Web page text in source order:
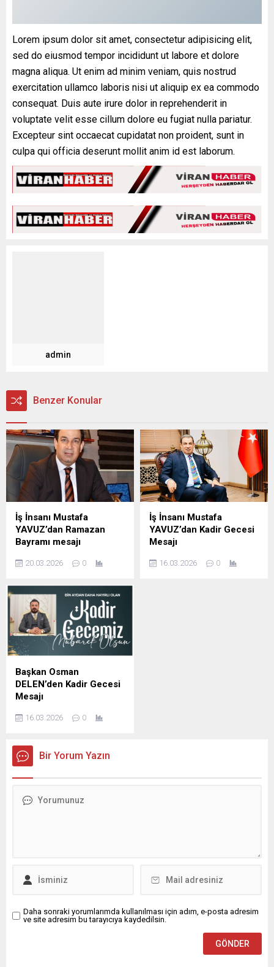
Lorem ipsum dolor sit amet, consectetur adipisicing elit,
sed do eiusmod tempor incididunt ut labore et dolore
magna aliqua. Ut enim ad minim veniam, quis nostrud
exercitation ullamco laboris nisi ut aliquip ex ea commodo
consequat. Duis aute irure dolor in reprehenderit in
voluptate velit esse cillum dolore eu fugiat nulla pariatur.
Excepteur sint occaecat cupidatat non proident, sunt in
culpa qui officia deserunt mollit anim id est laborum.
admin
Benzer Konular
İş İnsanı Mustafa
YAVUZ’dan Ramazan
Bayramı mesajı
Başkanı ve İş insanı Mustafa
dolayısıyla mesaj yayımladı;
İş insanı Mustafa Yavuz
Mesajında şunları kaydetti,
Ramazan ayının manevi
ikliminde sabır, yardımlaşma
ve dayanışma duygularının
güçlendiğini belirterek,
bayramların ise bu güzel
değerlerin toplumun her
kesimine yayıldığı müstesna
zamanlar olduğunu ifade
20.03.2026 0
İş İnsanı Mustafa
YAVUZ’dan Kadir Gecesi
Mesajı
Başkanı ve iş insanı Mustafa
16.03.2026 0
Başkan Osman
DELEN’den Kadir Gecesi
Mesajı
DELEN GROUP Yönetim
Kurulu Başkanı ve
Osman Delen, mübarek
Kadir Gecesi dolayısıyla bir
Gecesi’nin İslam âlemi için
Delen mesajında şu
16.03.2026 0
Bir Yorum Yazın
Daha sonraki yorumlarımda kullanılması için adım, e-posta adresim
ve site adresim bu tarayıcıya kaydedilsin.